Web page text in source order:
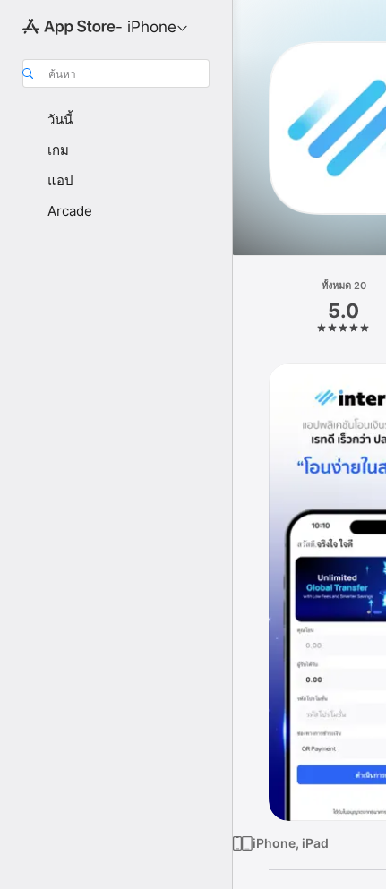
- iPhone
ค้นหา
วันนี้
เกม
แอป
Arcade
ทั้งหมด 20
5.0
iPhone, iPad